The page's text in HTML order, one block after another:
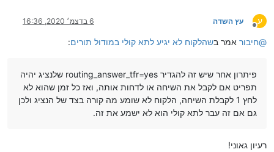
ע
מנותק
עץ השדה 6 בדצמ׳ 2020, 16:36
@חיבור אמר בשהלקוח לא יגיע לתא קולי במודול תורים:
פיתרון אחר שיש זה להגדיר routing_answer_tfr=yes שלנציג יהיה
תפריט אם לקבל את השיחה או לדחות אותה, ואז כל זמן שהוא לא
לחץ 1 לקבלת השיחה, הלקוח לא שומע מה קורה בצד של הנציג ולכן
גם אם זה עבר לתא קולי הוא לא ישמע את זה.
רעיון גאוני!